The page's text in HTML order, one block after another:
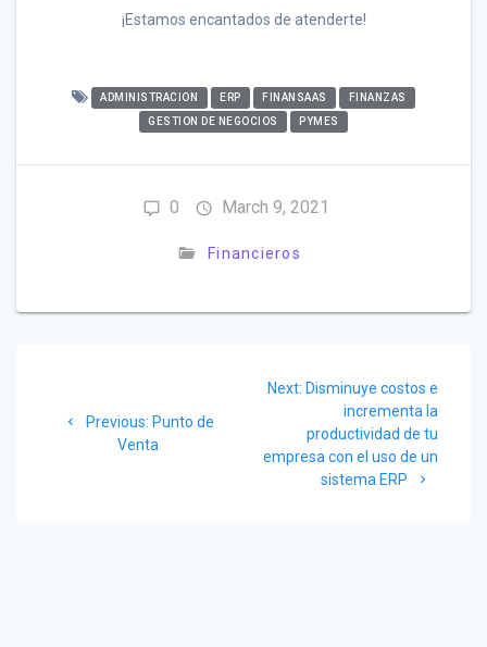
¡Estamos encantados de atenderte!
ADMINISTRACION ERP FINANSAAS
FINANZAS
GESTION DE NEGOCIOS
PYMES
0 March 9, 2021
Financieros
navigation
Previous: Previous
post:
Punto de
Venta
Next: Next
Disminuye costos e
incrementa la
productividad de tu
empresa con el uso de un
sistema ERP